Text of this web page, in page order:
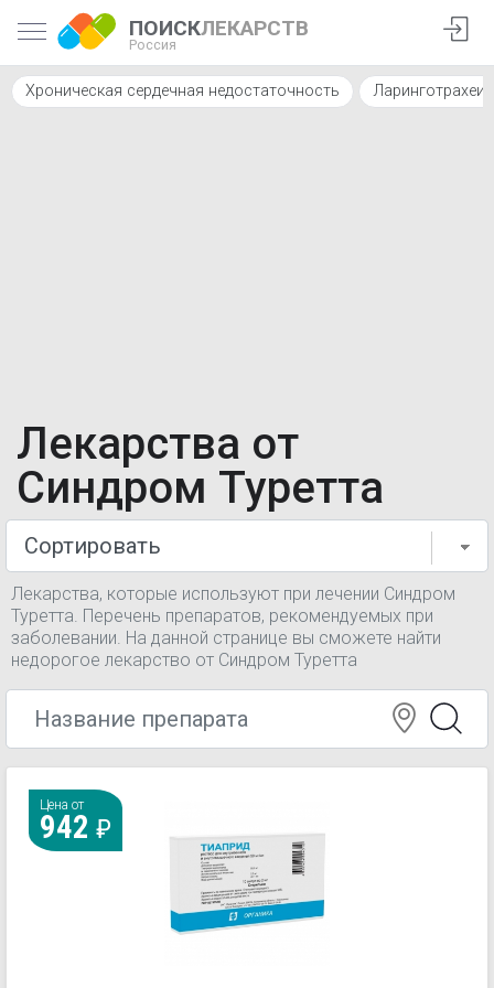
ПОИСКЛЕКАРСТВ
Россия
Хроническая сердечная недостаточность Ларинготрахеит
Лекарства от
Синдром Туретта
Лекарства, которые используют при лечении Синдром
Туретта. Перечень препаратов, рекомендуемых при
заболевании. На данной странице вы сможете найти
недорогое лекарство от Синдром Туретта
Цена от
942